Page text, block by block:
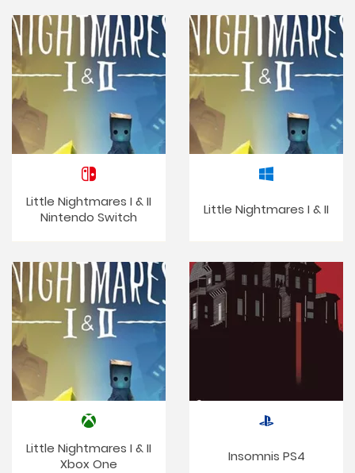
Little Nightmares I & II
Nintendo Switch
Little Nightmares I & II
Little Nightmares I & II
Xbox One
Insomnis PS4